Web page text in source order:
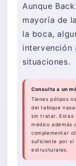
Aunque
mayoría de
la boca,
intervención
situaciones.
Consulta a un
Tienes pólipos
del tabique
sin tratar. Estas
médico además
complementar
suficiente por sí
estructurales.